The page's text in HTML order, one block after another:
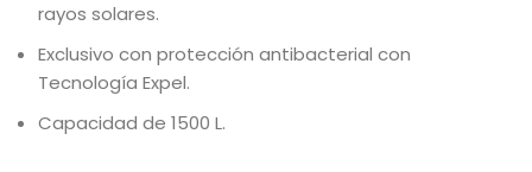
rayos solares.
Exclusivo con protección antibacterial con
Tecnología Expel.
Capacidad de 1500 L.